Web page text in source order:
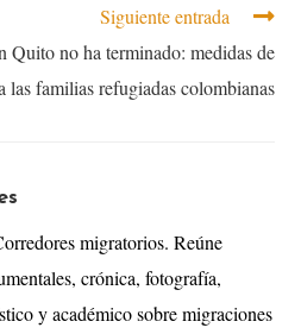
Siguiente entrada
Quito no ha terminado: medidas de
las familias refugiadas colombianas
migratorios. Reúne
crónica, fotografía,
y académico sobre migraciones